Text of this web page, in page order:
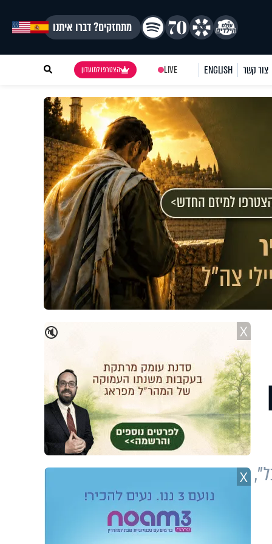
מתחזקים? דברו איתנו
צור קשר ENGLISH
LIVE הצטרפו למועדון
🔇 X
X